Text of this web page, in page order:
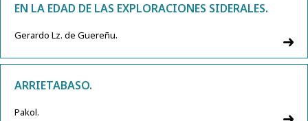
EN LA EDAD DE LAS EXPLORACIONES SIDERALES.
Gerardo Lz. de Guereñu.
ARRIETABASO.
Pakol.